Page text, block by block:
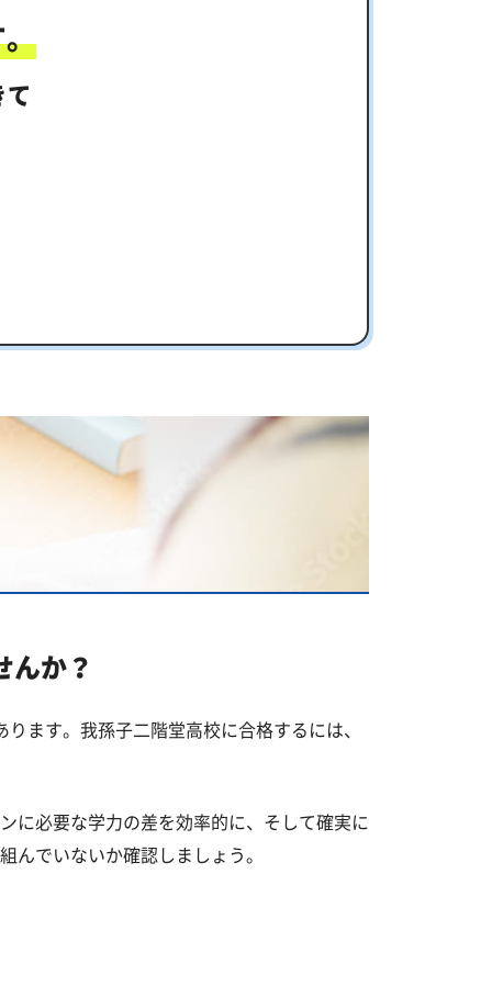
んか？
ます。我孫子二階堂高校に合格するには、
に必要な学力の差を効率的に、そして確実に
でいないか確認しましょう。